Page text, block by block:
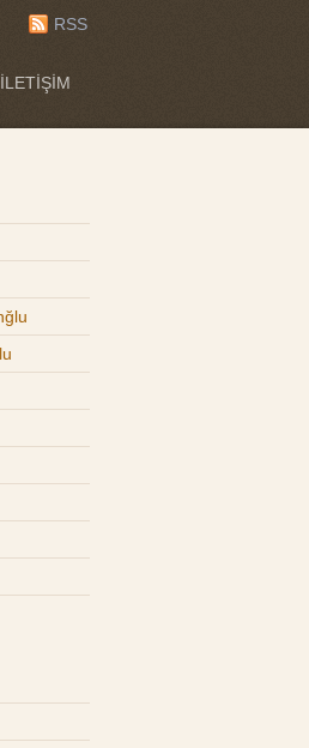
İLETIŞIM
RSS